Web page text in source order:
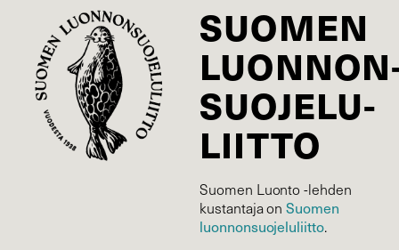
SUOMEN
SUOJELU­
LIITTO
Suomen Luonto -lehden
kustantaja onSuomen
luonnonsuojelu­liitto.